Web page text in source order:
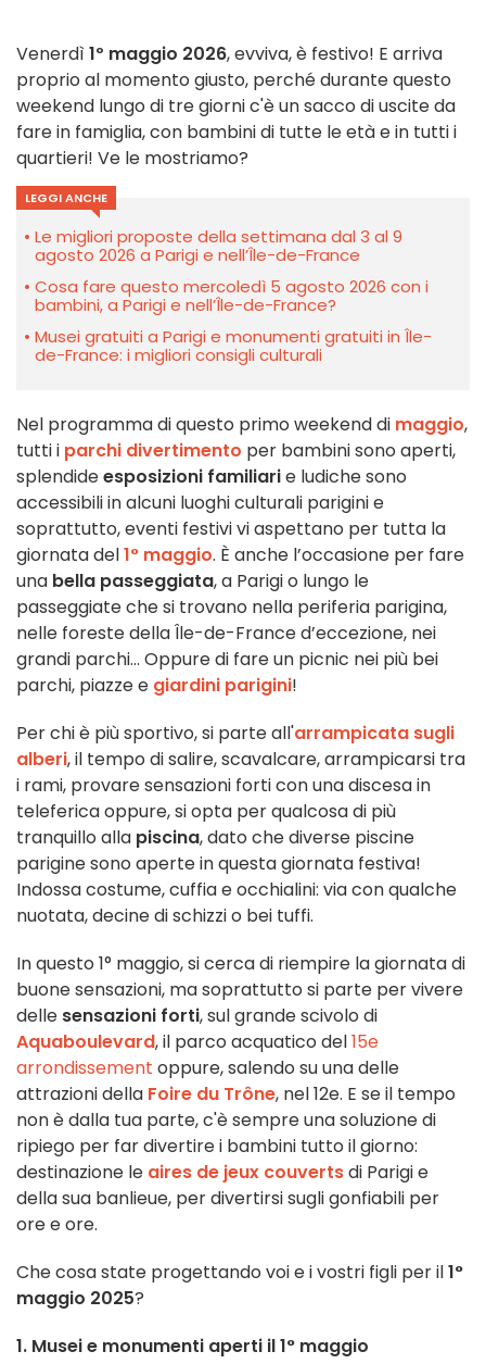
Venerdì1º maggio 2026, evviva, è festivo! E arriva
proprio al momento giusto, perché durante questo
weekend lungo di tre giorni c'è un sacco di uscite da
fare in famiglia, con bambini di tutte le età e in tutti i
quartieri! Ve le mostriamo?
LEGGI ANCHE
Le migliori proposte della settimana dal 3 al 9
agosto 2026 a Parigi e nell’Île-de-France
Cosa fare questo mercoledì 5 agosto 2026 con i
bambini, a Parigi e nell’Île-de-France?
Musei gratuiti a Parigi e monumenti gratuiti in Île-
de-France: i migliori consigli culturali
Nel programma di questo primo weekend di maggio,
tutti i parchi divertimento per bambini sono aperti,
splendideesposizioni familiarie ludiche sono
accessibili in alcuni luoghi culturali parigini e
soprattutto, eventi festivi vi aspettano per tutta la
giornata del1° maggio. È anche l’occasione per fare
una bella passeggiata, a Parigi o lungo le
passeggiate che si trovano nella periferia parigina,
nelle foreste della Île-de-France d’eccezione, nei
grandi parchi... Oppure di fare un picnic nei più bei
parchi, piazze e giardini parigini!
Per chi è più sportivo, si parte all'arrampicata sugli
alberi, il tempo di salire, scavalcare, arrampicarsi tra
i rami, provare sensazioni forti con una discesa in
teleferica oppure, si opta per qualcosa di più
tranquillo alla piscina, dato che diverse piscine
parigine sono aperte in questa giornata festiva!
Indossa costume, cuffia e occhialini: via con qualche
nuotata, decine di schizzi o bei tuffi.
In questo 1° maggio, si cerca di riempire la giornata di
buone sensazioni, ma soprattutto si parte per vivere
delle sensazioni forti, sul grande scivolo di
Aquaboulevard, il parco acquatico del15e
arrondissement oppure, salendo su una delle
attrazioni della Foire du Trône, nel 12e. E se il tempo
non è dalla tua parte, c'è sempre una soluzione di
ripiego per far divertire i bambini tutto il giorno:
destinazione le aires de jeux couvertsdi Parigi e
della sua banlieue, per divertirsi sugli gonfiabili per
ore e ore.
Che cosa state progettando voi e i vostri figli per il1°
maggio 2025?
1. Musei e monumenti aperti il 1° maggio